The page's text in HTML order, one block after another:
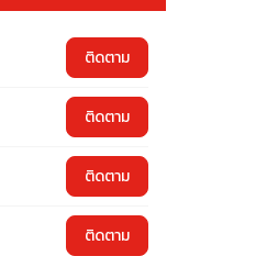
ติดตาม
ติดตาม
ติดตาม
ติดตาม